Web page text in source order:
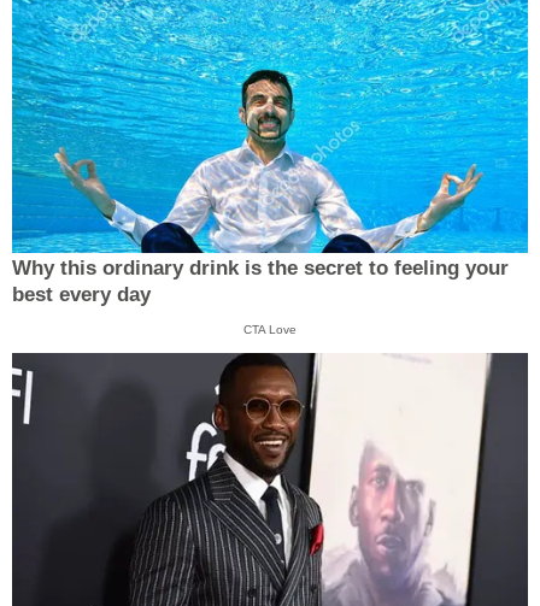
Why this ordinary drink is the secret to feeling your
best every day
CTA Love